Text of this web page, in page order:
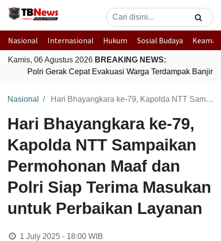
Nasional Internasional Hukum Sosial Budaya
Kamis, 06 Agustus 2026 BREAKING NEWS:
Polri Gerak Cepat Evakuasi Warga Terdampak Banjir di
Nasional Hari Bhayangkara ke-79, Kapolda NTT Sampaikan Permohonan Maaf dan Polri Siap Terima Masukan untuk Perbaikan Layanan
Hari Bhayangkara ke-79,
Kapolda NTT Sampaikan
Permohonan Maaf dan
Polri Siap Terima Masukan
untuk Perbaikan Layanan
1 July 2025 - 18:00WIB